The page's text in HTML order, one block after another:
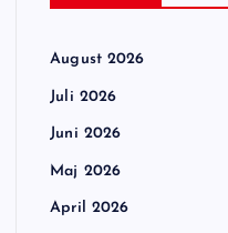
August 2026
Juli 2026
Juni 2026
Maj 2026
April 2026